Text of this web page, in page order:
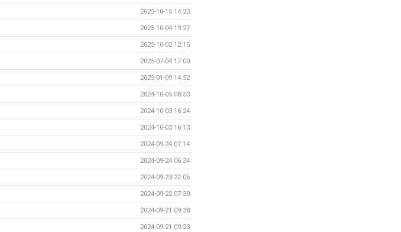
2025-10-15 14:23
2025-10-04 19:27
2025-10-02 12:15
2025-07-04 17:00
2025-01-09 14:52
2024-10-05 08:53
2024-10-03 16:24
2024-10-03 16:13
2024-09-24 07:14
2024-09-24 06:34
2024-09-23 22:06
2024-09-22 07:30
2024-09-21 09:38
2024-09-21 09:23